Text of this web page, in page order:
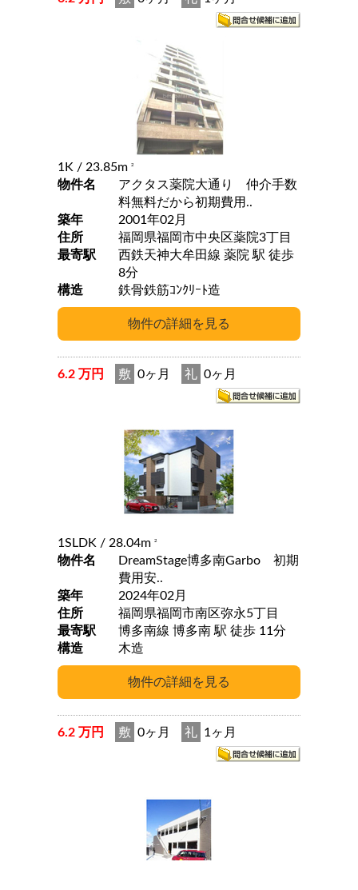
1K / 23.85m 2
物件名
アクタス薬院大通り 仲介手数
料無料だから初期費用..
築年
2001年02月
住所
福岡県福岡市中央区薬院3丁目
最寄駅
西鉄天神大牟田線 薬院 駅 徒歩
8分
構造
鉄骨鉄筋ｺﾝｸﾘｰﾄ造
6.2 万円 敷 0ヶ月 礼 0ヶ月
1SLDK / 28.04m 2
物件名
DreamStage博多南Garbo 初期
費用安..
築年
2024年02月
住所
福岡県福岡市南区弥永5丁目
最寄駅
博多南線 博多南 駅 徒歩 11分
構造
木造
6.2 万円 敷 0ヶ月 礼 1ヶ月